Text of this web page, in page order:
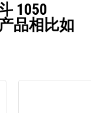
1050
品相比如